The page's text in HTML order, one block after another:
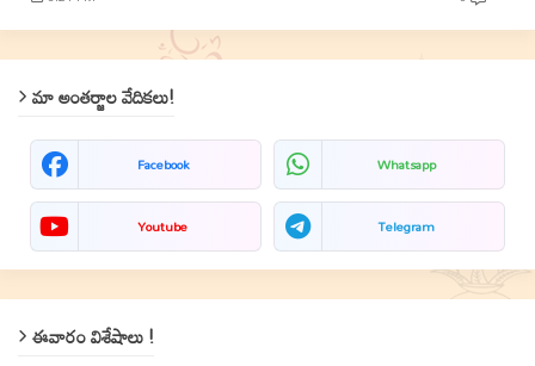
మా అంతర్జాల వేదికలు!
Facebook Whatsapp
Youtube Telegram
ఈవారం విశేషాలు !